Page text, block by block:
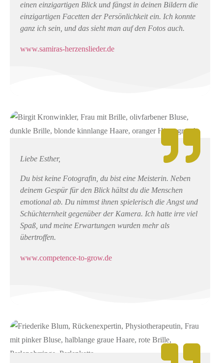
einen einzigartigen Blick und fängst in deinen Bildern die
einzigartigen Facetten der Persönlichkeit ein. Ich konnte
ganz ich sein, und das sieht man auf den Fotos auch.
www.samiras-herzenslieder.de
Liebe Esther,
Du bist keine Fotografin, du bist eine Meisterin. Neben
deinem Gespür für den Blick hältst du die Menschen
emotional ab. Du nimmst ihnen spielerisch die Angst und
Schüchternheit gegenüber der Kamera. Ich hatte irre viel
Spaß, und meine Erwartungen wurden mehr als
übertroffen.
www.competence-to-grow.de